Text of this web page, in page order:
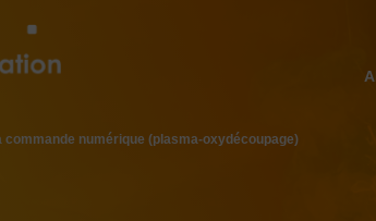
commande numérique (plasma-oxydécoupage)